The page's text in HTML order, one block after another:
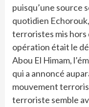
puisqu’une source
quotidien
terroristes mis hors
opération était le
Abou El Himam,
qui a annoncé
mouvement
terroriste semble